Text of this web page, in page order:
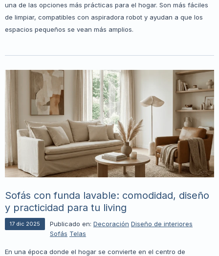
una de las opciones más prácticas para el hogar. Son más fáciles
de limpiar, compatibles con aspiradora robot y ayudan a que los
espacios pequeños se vean más amplios.
Sofás con funda lavable: comodidad, diseño
y practicidad para tu living
17 dic 2025 Publicado en: Decoración Diseño de interiores
Sofás Telas
En una época donde el hogar se convierte en el centro de